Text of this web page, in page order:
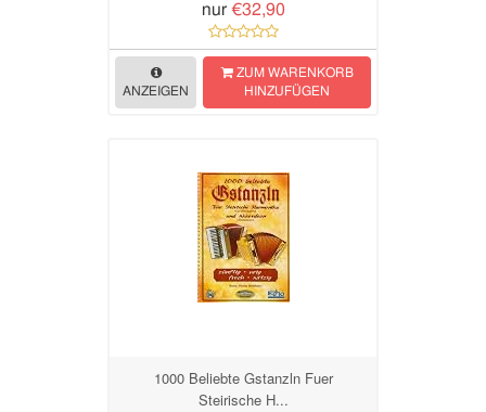
nur €32,90
ANZEIGEN
ZUM WARENKORB
HINZUFÜGEN
1000 Beliebte Gstanzln Fuer
Steirische H...